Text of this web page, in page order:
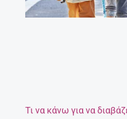
Τι να κάνω για να